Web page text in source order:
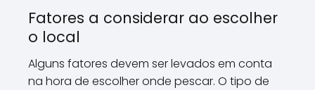
Fatores a considerar ao escolher
o local
Alguns fatores devem ser levados em conta
na hora de escolher onde pescar. O tipo de